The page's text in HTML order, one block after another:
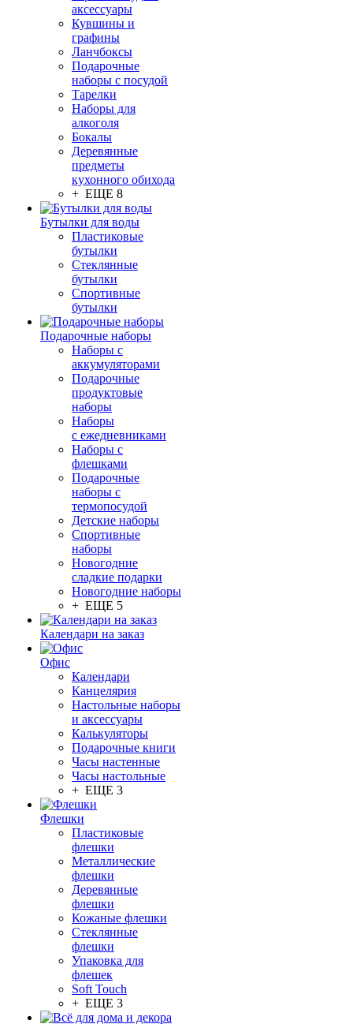
аксессуары
Кувшины и
графины
Ланчбоксы
Подарочные
наборы с посудой
Тарелки
Наборы для
алкоголя
Бокалы
Деревянные
предметы
кухонного обихода
+ ЕЩЕ 8
Бутылки для воды
Пластиковые
бутылки
Стеклянные
бутылки
Спортивные
бутылки
Подарочные наборы
Наборы с
аккумуляторами
Подарочные
продуктовые
наборы
Наборы
с ежедневниками
Наборы с
флешками
Подарочные
наборы с
термопосудой
Детские наборы
Спортивные
наборы
Новогодние
сладкие подарки
Новогодние наборы
+ ЕЩЕ 5
Календари на заказ
Офис
Календари
Канцелярия
Настольные наборы
и аксессуары
Калькуляторы
Подарочные книги
Часы настенные
Часы настольные
+ ЕЩЕ 3
Флешки
Пластиковые
флешки
Металлические
флешки
Деревянные
флешки
Кожаные флешки
Стеклянные
флешки
Упаковка для
флешек
Soft Touch
+ ЕЩЕ 3